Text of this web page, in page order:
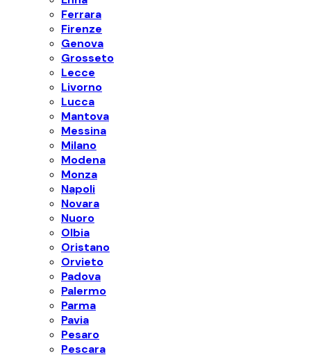
Ferrara
Firenze
Genova
Grosseto
Lecce
Livorno
Lucca
Mantova
Messina
Milano
Modena
Monza
Napoli
Novara
Nuoro
Olbia
Oristano
Orvieto
Padova
Palermo
Parma
Pavia
Pesaro
Pescara